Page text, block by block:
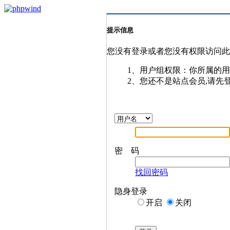
提示信息
您没有登录或者您没有权限访问
1、用户组权限：你所属的
2、您还不是站点会员,请先
密 码
找回密码
隐身登录
开启
关闭